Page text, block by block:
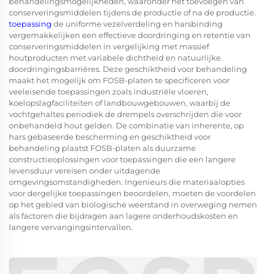
conserveringsmiddelen tijdens de productie of na de productie.
toepassing de uniforme vezelverdeling en harsbinding
vergemakkelijken een effectieve doordringing en retentie van
conserveringsmiddelen in vergelijking met massief
houtproducten met variabele dichtheid en natuurlijke
doordringingsbarrières. Deze geschiktheid voor behandeling
maakt het mogelijk om FOSB-platen te specificeren voor
veeleisende toepassingen zoals industriële vloeren,
koelopslagfaciliteiten of landbouwgebouwen, waarbij de
vochtgehaltes periodiek de drempels overschrijden die voor
onbehandeld hout gelden. De combinatie van inherente, op
hars gebaseerde bescherming en geschiktheid voor
behandeling plaatst FOSB-platen als duurzame
constructieoplossingen voor toepassingen die een langere
levensduur vereisen onder uitdagende
omgevingsomstandigheden. Ingenieurs die materiaalopties
voor dergelijke toepassingen beoordelen, moeten de voordelen
op het gebied van biologische weerstand in overweging nemen
als factoren die bijdragen aan lagere onderhoudskosten en
langere vervangingsintervallen.